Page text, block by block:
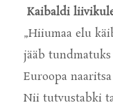
Kaibaldi
„Hiiumaa elu
jääb tundmatuks
Euroopa
Nii tutvustabki